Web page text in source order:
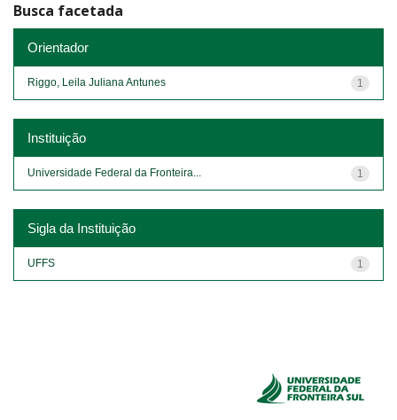
Busca facetada
Orientador
1
Riggo, Leila Juliana Antunes
Instituição
1
Universidade Federal da Fronteira...
Sigla da Instituição
1
UFFS